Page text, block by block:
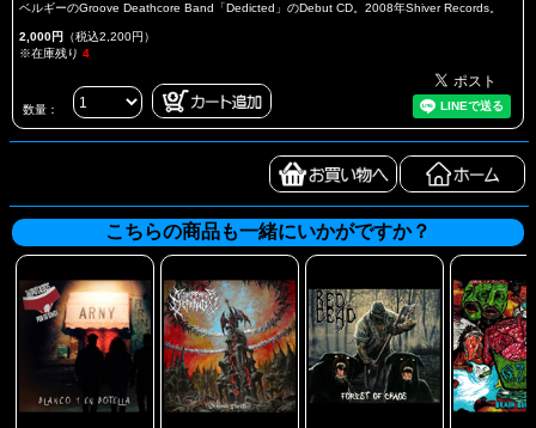
ベルギーのGroove Deathcore Band「Dedicted」のDebut CD。2008年Shiver Records。
2,000円 （税込2,200円）
※在庫残り 4
数量：
こちらの商品も一緒にいかがですか？